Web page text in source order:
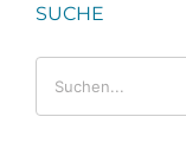
SUCHE
nach: